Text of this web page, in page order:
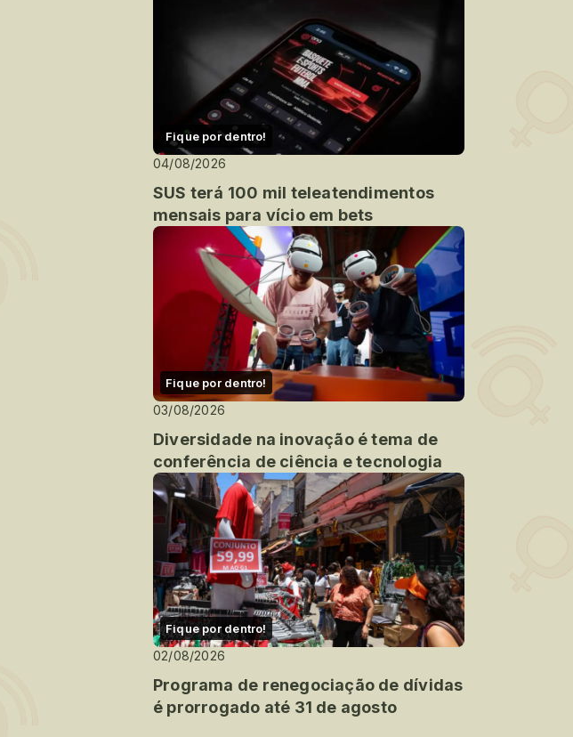
Fique por dentro!
04/08/2026
SUS terá 100 mil teleatendimentos
mensais para vício em bets
Fique por dentro!
03/08/2026
Diversidade na inovação é tema de
conferência de ciência e tecnologia
Fique por dentro!
02/08/2026
Programa de renegociação de dívidas
é prorrogado até 31 de agosto